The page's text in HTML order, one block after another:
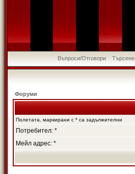
Въпроси/Отговори Търсене
Форуми
Полетата, маркирани с * са задължителни
Потребител: *
Мейл адрес: *